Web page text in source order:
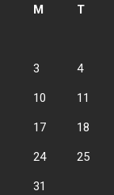
M
T
3 4
10 11
17 18
24 25
31